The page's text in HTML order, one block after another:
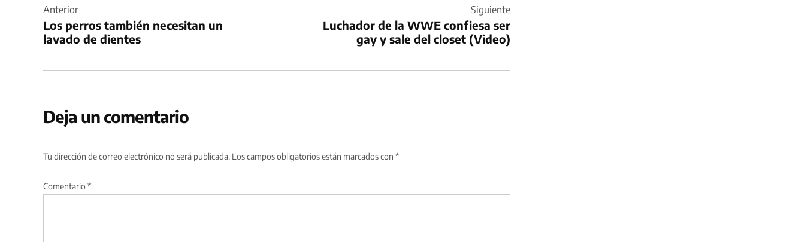
de
entradas
Anterior
Los perros también necesitan un
lavado de dientes
Siguiente
Luchador de la WWE confiesa ser
gay y sale del closet (Video)
Deja un comentario
Tu dirección de correo electrónico no será publicada. Los campos obligatorios están marcados con *
Comentario *